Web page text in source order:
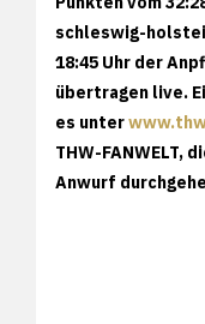
schleswig-
18:45 Uhr der
übertragen live.
es unter
THW-FANWELT,
Anwurf